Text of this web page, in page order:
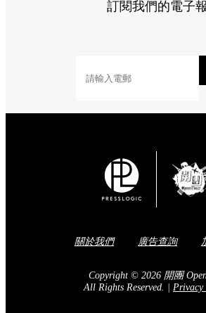
訂閱我們的電子報
關於我們 廣告查詢
Copyright © 2026 開團
All Rights Reserved.
Privacy